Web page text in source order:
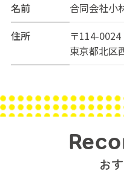
名前
合同会社小
住所
〒114-0024
東京都北区
お